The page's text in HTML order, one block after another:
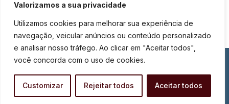
Valorizamos a sua privacidade
Utilizamos cookies para melhorar sua experiência de
navegação, veicular anúncios ou conteúdo personalizado
e analisar nosso tráfego. Ao clicar em "Aceitar todos",
você concorda com o uso de cookies.
Customizar Rejeitar todos Aceitar todos